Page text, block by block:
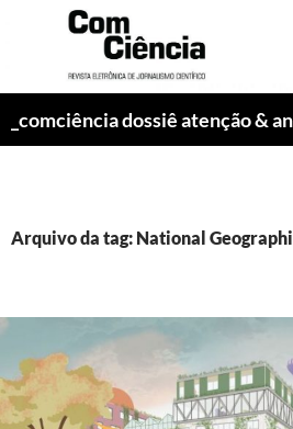
_comciência dossiê atenção &
Arquivo da tag: National